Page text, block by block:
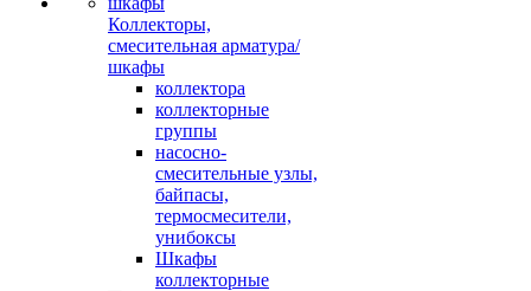
Коллекторы,
смесительная арматура/
шкафы
коллектора
коллекторные
группы
насосно-
смесительные узлы,
байпасы,
термосмесители,
унибоксы
Шкафы
коллекторные